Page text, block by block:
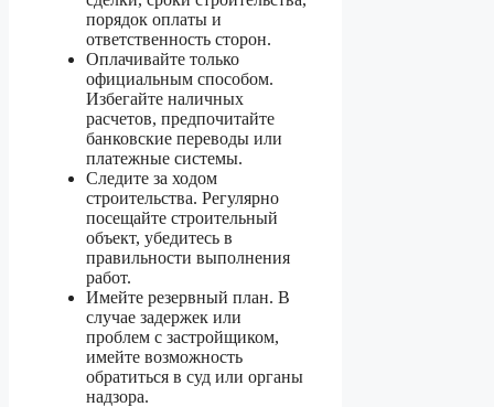
порядок оплаты и
ответственность сторон.
Оплачивайте только
официальным способом.
Избегайте наличных
расчетов, предпочитайте
банковские переводы или
платежные системы.
Следите за ходом
строительства. Регулярно
посещайте строительный
объект, убедитесь в
правильности выполнения
работ.
Имейте резервный план. В
случае задержек или
проблем с застройщиком,
имейте возможность
обратиться в суд или органы
надзора.